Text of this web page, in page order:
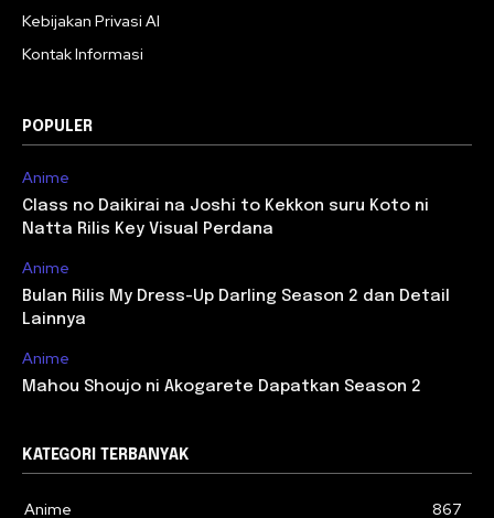
Kebijakan Privasi AI
Kontak Informasi
POPULER
Anime
Class no Daikirai na Joshi to Kekkon suru Koto ni
Natta Rilis Key Visual Perdana
Anime
Bulan Rilis My Dress-Up Darling Season 2 dan Detail
Lainnya
Anime
Mahou Shoujo ni Akogarete Dapatkan Season 2
KATEGORI TERBANYAK
Anime 867